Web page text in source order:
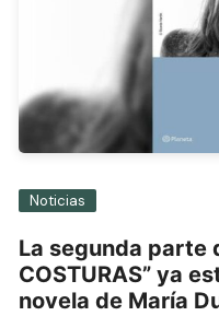
Noticias
La segunda parte
COSTURAS” ya
novela de María